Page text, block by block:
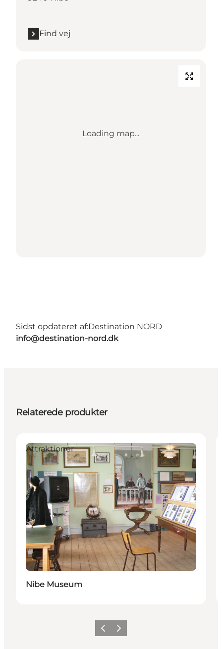
Find vej
Loading map...
Sidst opdateret af:Destination NORD
info@destination-nord.dk
Relaterede produkter
Attraktioner
Nibe Museum
ForrigeNæste